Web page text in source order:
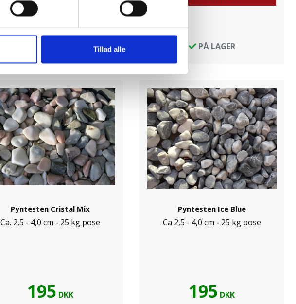
Tillad alle PÅ LAGER
Pyntesten Cristal Mix
Ca. 2,5 - 4,0 cm - 25 kg pose
195 DKK
Pyntesten Ice Blue
Ca 2,5 - 4,0 cm - 25 kg pose
195 DKK